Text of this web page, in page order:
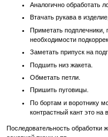
Аналогично обработать
Втачать рукава в
Приметать подплечники,
необходимости
Заметать припуск на
Подшить низ жакета.
Обметать петли.
Пришить пуговицы.
По бортам и воротнику
контрастный кант это на
Последовательность обработки